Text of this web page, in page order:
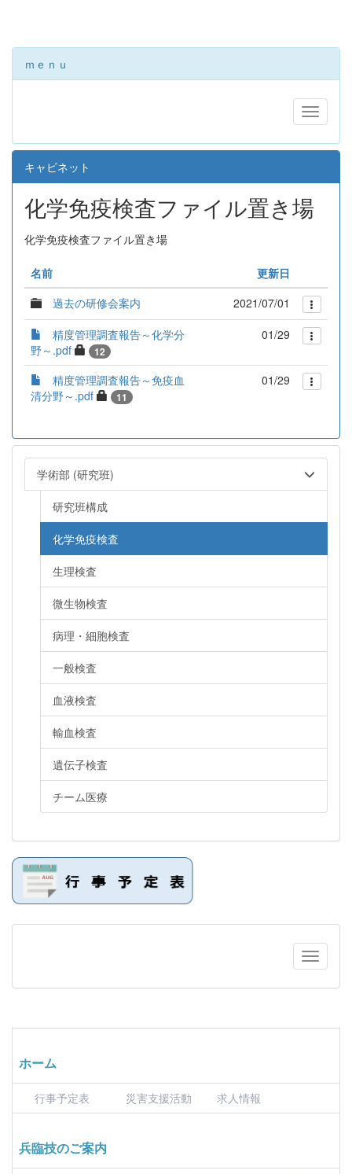
ｍｅｎｕ
キャビネット
化学免疫検査ファイル置き場
化学免疫検査ファイル置き場
名前
更新日
過去の研修会案内
2021/07/01
精度管理調査報告～化学分
野～.pdf
12
01/29
精度管理調査報告～免疫血
清分野～.pdf
11
01/29
学術部 (研究班)
研究班構成
化学免疫検査
生理検査
微生物検査
病理・細胞検査
一般検査
血液検査
輸血検査
遺伝子検査
チーム医療
ホーム
行事予定表 災害支援活動 求人情報
兵臨技のご案内